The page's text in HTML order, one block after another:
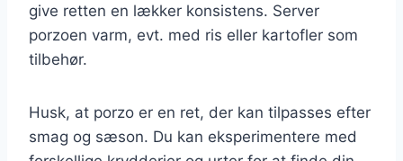
give retten en lækker konsistens. Server
porzoen varm, evt. med ris eller kartofler som
tilbehør.
Husk, at porzo er en ret, der kan tilpasses efter
smag og sæson. Du kan eksperimentere med